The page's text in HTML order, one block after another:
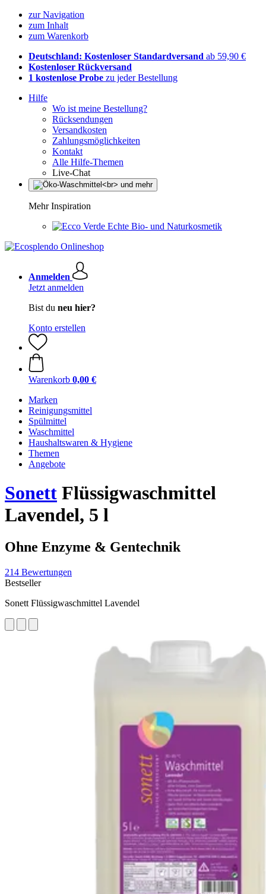
zur Navigation
zum Inhalt
zum Warenkorb
Deutschland: Kostenloser Standardversand ab 59,90 €
Kostenloser Rückversand
1 kostenlose Probe zu jeder Bestellung
Hilfe
Wo ist meine Bestellung?
Rücksendungen
Versandkosten
Zahlungsmöglichkeiten
Kontakt
Alle Hilfe-Themen
Live-Chat
Mehr Inspiration
Echte Bio- und Naturkosmetik
Anmelden
Jetzt anmelden
Bist du neu hier?
Konto erstellen
Warenkorb 0,00 €
Marken
Reinigungsmittel
Spülmittel
Waschmittel
Haushaltswaren & Hygiene
Themen
Angebote
Sonett Flüssigwaschmittel
Lavendel, 5 l
Ohne Enzyme & Gentechnik
214 Bewertungen
Bestseller
Sonett Flüssigwaschmittel Lavendel